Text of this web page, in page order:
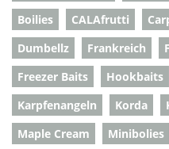
Boilies
CALAfrutti
Dumbellz
Frankreich
Freezer Baits
Hookbaits
Karpfenangeln
Korda
Maple Cream
Minibolies